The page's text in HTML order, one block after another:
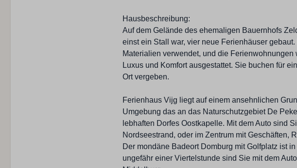
Art des Ofens: Induktion
Spülmaschine
Gefrierschrank
Wasserkocher
Schlafzimmer
Einzel Bettdecke: 6
Baby Campingbett: 1
Einzelbett : 2
Schlafzimmern: 3
Fernseher im Schlafzimmer
Zwei Doppelbetten: 2
Hausbeschreibung:
Auf dem Gelände des ehemaligen Bauernhofs
einst ein Stall war, vier neue Ferienhäuser
Materialien verwendet, und die
Luxus und Komfort ausgestattet. Sie buchen für
Ort vergeben.
Ferienhaus Vijg liegt auf einem ansehnlichen
Umgebung das an das Naturschutzgebiet De
lebhaften Dorfes Oostkapelle. Mit dem Auto sind
Nordseestrand, oder im Zentrum mit Geschäften,
Der mondäne Badeort Domburg mit Golfplatz ist
ungefähr einer Viertelstunde sind Sie mit dem